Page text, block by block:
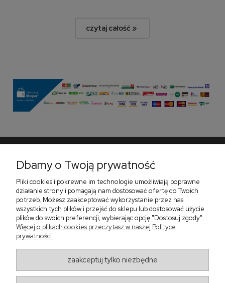
czytaj całość »
Pomoc
Płatności i dostawa
O nas
Salon Meblowy Zbrosławice na Śląsku
ul. Wolności 130
Dbamy o Twoją prywatność
Pliki cookies i pokrewne im technologie umożliwiają poprawne
działanie strony i pomagają nam dostosować ofertę do Twoich
potrzeb. Możesz zaakceptować wykorzystanie przez nas
wszystkich tych plików i przejść do sklepu lub dostosować użycie
plików do swoich preferencji, wybierając opcję "Dostosuj zgody".
Więcej o plikach cookies przeczytasz w naszej Polityce
prywatności.
zaakceptuj tylko niezbędne